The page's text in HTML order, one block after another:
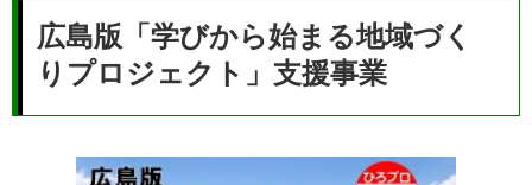
広島版「学びから始まる地域づく
りプロジェクト」支援事業